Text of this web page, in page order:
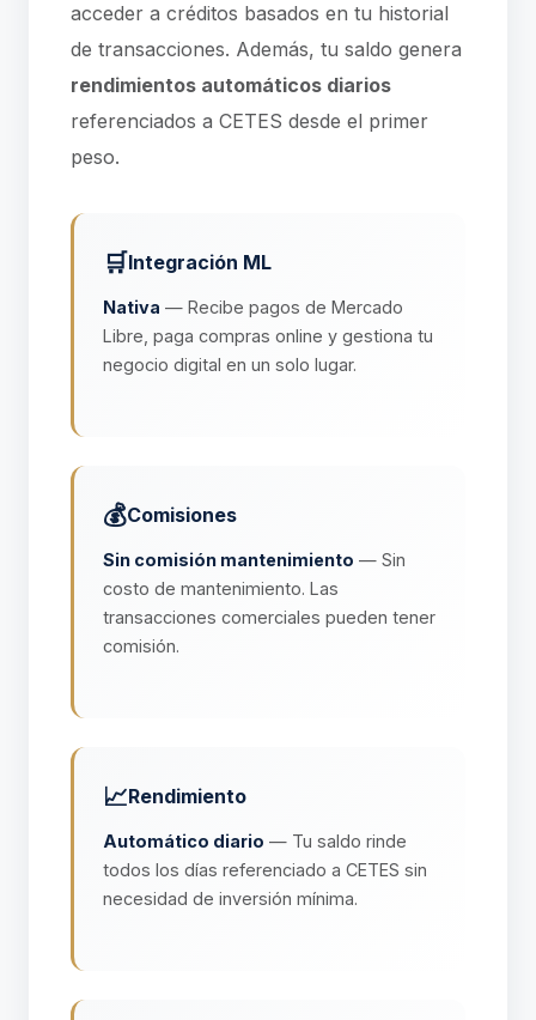
acceder a créditos basados en tu historial
de transacciones. Además, tu saldo genera
rendimientos automáticos diarios
referenciados a CETES desde el primer
peso.
🛒Integración ML
Nativa — Recibe pagos de Mercado
Libre, paga compras online y gestiona tu
negocio digital en un solo lugar.
💰Comisiones
Sin comisión mantenimiento — Sin
costo de mantenimiento. Las
transacciones comerciales pueden tener
comisión.
📈Rendimiento
Automático diario — Tu saldo rinde
todos los días referenciado a CETES sin
necesidad de inversión mínima.